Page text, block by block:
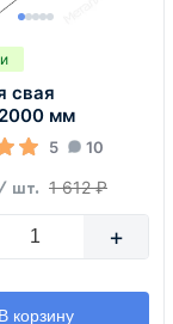
свая
мм
5 10
/ шт. 1 612 ₽
+
В корзину